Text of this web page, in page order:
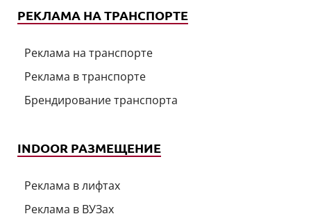
РЕКЛАМА НА ТРАНСПОРТЕ
Реклама на транспорте
Реклама в транспорте
Брендирование транспорта
INDOOR РАЗМЕЩЕНИЕ
Реклама в лифтах
Реклама в ВУЗах